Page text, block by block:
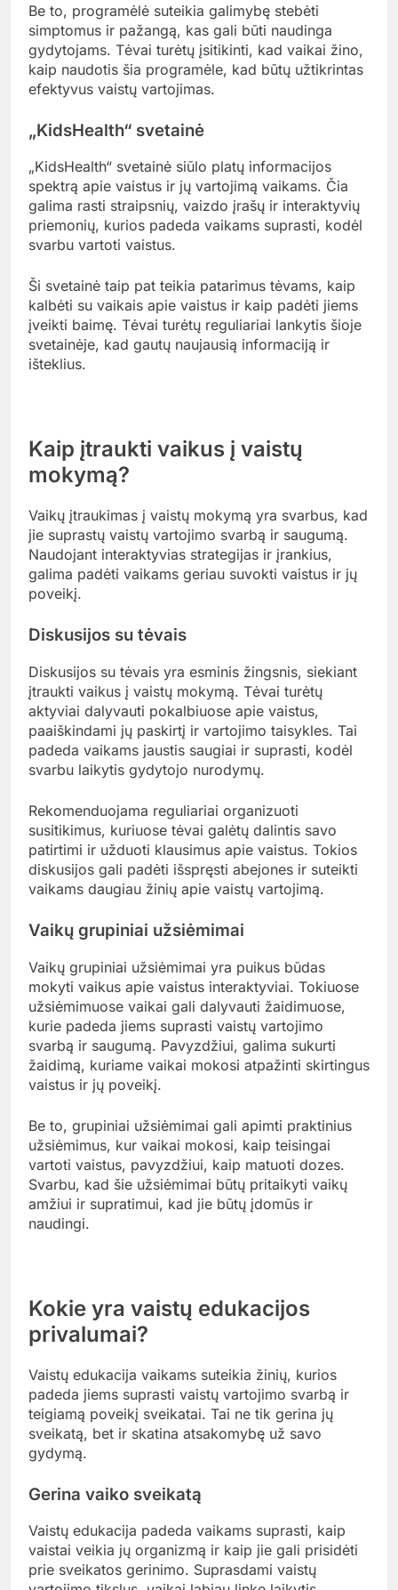
Be to, programėlė suteikia galimybę stebėti
simptomus ir pažangą, kas gali būti naudinga
gydytojams. Tėvai turėtų įsitikinti, kad vaikai žino,
kaip naudotis šia programėle, kad būtų užtikrintas
efektyvus vaistų vartojimas.
„KidsHealth“ svetainė
„KidsHealth“ svetainė siūlo platų informacijos
spektrą apie vaistus ir jų vartojimą vaikams. Čia
galima rasti straipsnių, vaizdo įrašų ir interaktyvių
priemonių, kurios padeda vaikams suprasti, kodėl
svarbu vartoti vaistus.
Ši svetainė taip pat teikia patarimus tėvams, kaip
kalbėti su vaikais apie vaistus ir kaip padėti jiems
įveikti baimę. Tėvai turėtų reguliariai lankytis šioje
svetainėje, kad gautų naujausią informaciją ir
išteklius.
mokymą?
Vaikų įtraukimas į vaistų mokymą yra svarbus, kad
jie suprastų vaistų vartojimo svarbą ir saugumą.
Naudojant interaktyvias strategijas ir įrankius,
galima padėti vaikams geriau suvokti vaistus ir jų
poveikį.
Diskusijos su tėvais yra esminis žingsnis, siekiant
įtraukti vaikus į vaistų mokymą. Tėvai turėtų
aktyviai dalyvauti pokalbiuose apie vaistus,
paaiškindami jų paskirtį ir vartojimo taisykles. Tai
svarbu laikytis gydytojo nurodymų.
Rekomenduojama reguliariai organizuoti
susitikimus, kuriuose tėvai galėtų dalintis savo
patirtimi ir užduoti klausimus apie vaistus. Tokios
diskusijos gali padėti išspręsti abejones ir suteikti
vaikams daugiau žinių apie vaistų vartojimą.
Vaikų grupiniai užsiėmimai
Vaikų grupiniai užsiėmimai yra puikus būdas
mokyti vaikus apie vaistus interaktyviai. Tokiuose
užsiėmimuose vaikai gali dalyvauti žaidimuose,
kurie padeda jiems suprasti vaistų vartojimo
svarbą ir saugumą. Pavyzdžiui, galima sukurti
žaidimą, kuriame vaikai mokosi atpažinti skirtingus
užsiėmimus, kur vaikai mokosi, kaip teisingai
vartoti vaistus, pavyzdžiui, kaip matuoti dozes.
Svarbu, kad šie užsiėmimai būtų pritaikyti vaikų
amžiui ir supratimui, kad jie būtų įdomūs ir
naudingi.